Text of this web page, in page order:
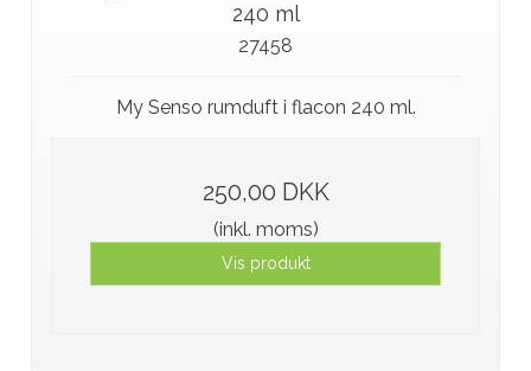
240 ml
27458
My Senso rumduft i flacon 240 ml.
250,00 DKK
(inkl. moms)
Vis produkt